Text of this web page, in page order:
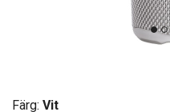
Färg: Vit